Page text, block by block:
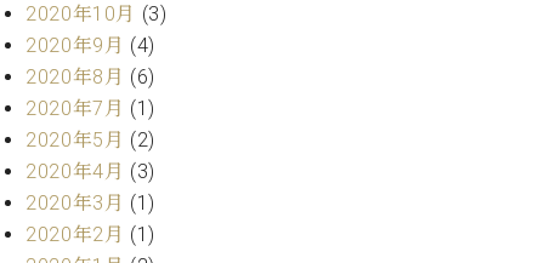
シ
ュ
タ
イ
ン
ア
カ
デ
ミ
ュ
ア
ク
セ
セン
トラ
ム東
京の
ご案
2020年10月 (3)
2020年9月 (4)
2020年8月 (6)
2020年7月 (1)
2020年5月 (2)
2020年4月 (3)
2020年3月 (1)
2020年2月 (1)